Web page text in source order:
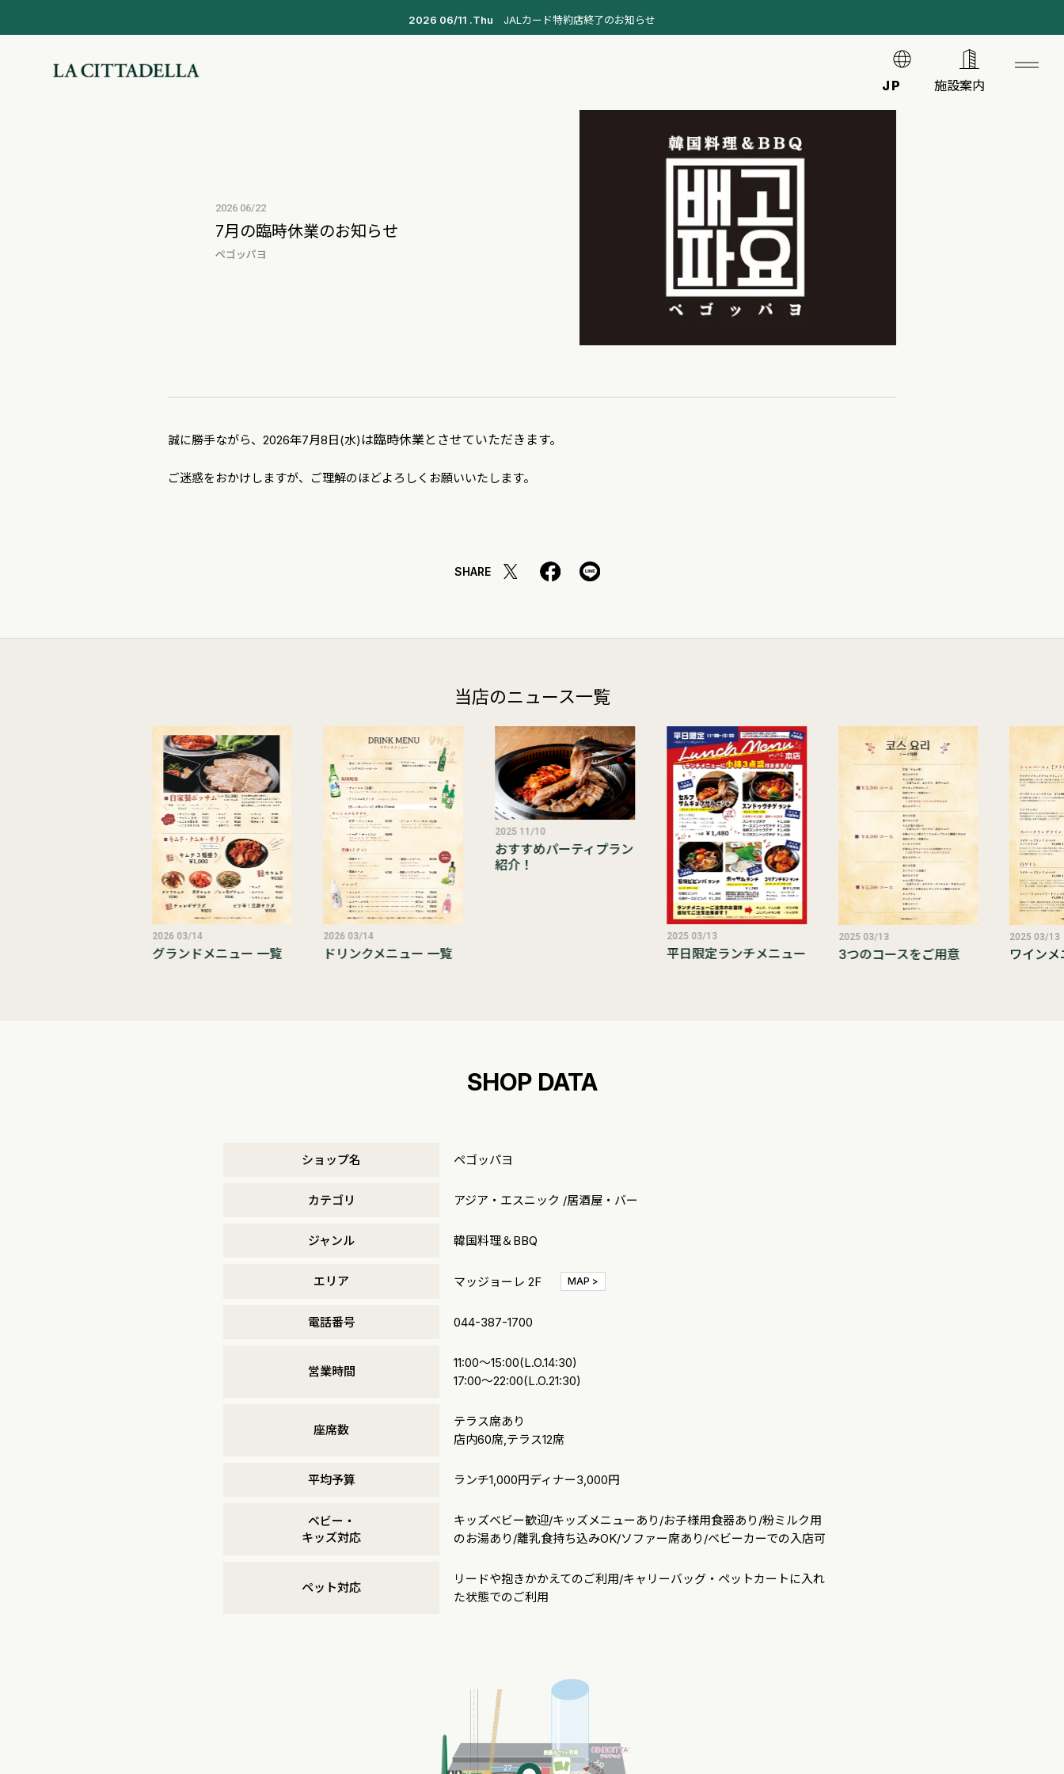
2026 06/11 .Thu JALカード特約店終了のお知らせ
JP 施設案内
2026 06/22
7月の臨時休業のお知らせ
ペゴッパヨ
誠に勝手ながら、2026年7月8日(水)は臨時休業とさせていただきます。
ご迷惑をおかけしますが、ご理解のほどよろしくお願いいたします。
SHARE
当店のニュース一覧
2026 03/14
グランドメニュー 一覧
2026 03/14
ドリンクメニュー 一覧
2025 11/10
おすすめパーティプラン
紹介！
2025 03/13
平日限定ランチメニュー
2025 03/13
3つのコースをご用意
2025 03/13
ワイン
SHOP DATA
ショップ名 ペゴッパヨ
カテゴリ アジア・エスニック /居酒屋・バー
ジャンル 韓国料理＆BBQ
エリア マッジョーレ 2F MAP >
電話番号 044-387-1700
営業時間
11:00～15:00(L.O.14:30)
17:00～22:00(L.O.21:30)
座席数
テラス席あり
店内60席,テラス12席
平均予算 ランチ1,000円ディナー3,000円
ベビー・
キッズ対応
キッズベビー歓迎/キッズメニューあり/お子様用食器あり/粉ミルク用
のお湯あり/離乳食持ち込みOK/ソファー席あり/ベビーカーでの入店可
ペット対応
リードや抱きかかえてのご利用/キャリーバッグ・ペットカートに入れ
た状態でのご利用